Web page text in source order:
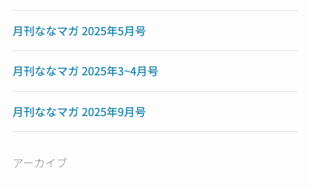
月刊ななマガ 2025年5月号
月刊ななマガ 2025年3~4月号
月刊ななマガ 2025年9月号
アーカイブ